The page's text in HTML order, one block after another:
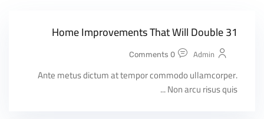
31 Home Improvements That Will Double
Admin
0 Comments
Ante metus dictum at tempor commodo ullamcorper.
Non arcu risus quis ...